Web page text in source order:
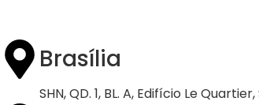
Brasília
SHN, QD. 1, BL. A, Edifício Le